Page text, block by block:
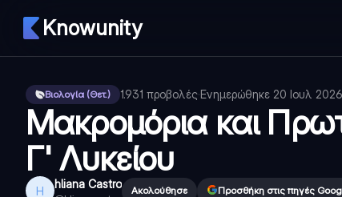
Knowunity
Βιολογία (Θετ.) 1.931 προβολές·Ενημερώθηκε 20 Ιουλ 2026
Μακρομόρια και
Γ' Λυκείου
H hliana Castro Ακολούθησε Προσθήκη στις πηγές